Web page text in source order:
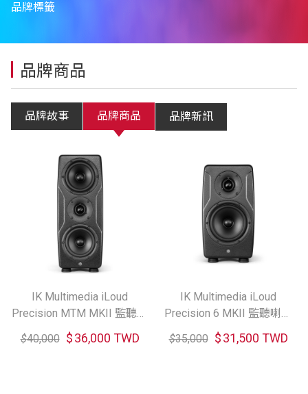
品牌標籤
品牌商品
品牌故事 品牌商品 品牌新訊
IK Multimedia iLoud
Precision MTM MKII 監聽喇
叭（單顆）
$40,000 $36,000 TWD
IK Multimedia iLoud
Precision 6 MKII 監聽喇叭
（單顆）
$35,000 $31,500 TWD